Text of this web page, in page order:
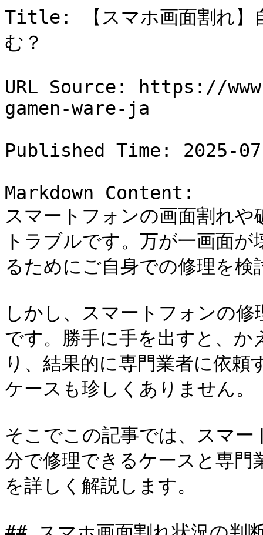
Title: 【スマホ画面割れ】
む？
URL Source: https://
gamen-ware-ja
Published Time: 2025-
Markdown Content:
スマートフォンの画面割れ
トラブルです。万が一画面
るためにご自身での修理を
しかし、スマートフォンの
です。勝手に手を出すと、
り、結果的に専門業者に依
ケースも珍しくありません。
そこでこの記事では、スマ
分で修理できるケースと専門
を詳しく解説します。